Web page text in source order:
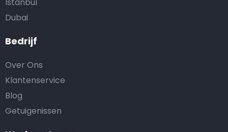
Bedrijf
Over Ons
Klantenservice
Blog
Getuigenissen
Dubai